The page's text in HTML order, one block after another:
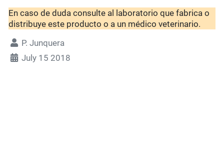
En caso de duda consulte al laboratorio que fabrica o
distribuye este producto o a un médico veterinario.
P. Junquera
July 15 2018